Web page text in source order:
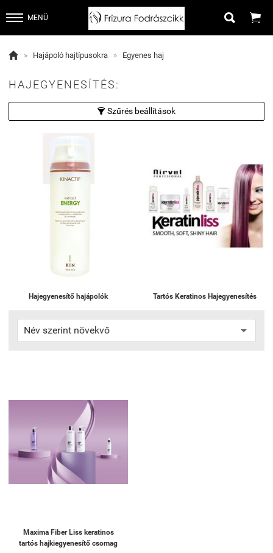
MENÜ  
 » Hajápoló hajtípusokra » Egyenes haj
HAJEGYENESÍTÉS:
 Szűrés beállítások
Hajegyenesítő hajápolók Tartós Keratinos Hajegyenesítés
Maxima Fiber Liss keratinos
tartós hajkiegyenesítő csomag